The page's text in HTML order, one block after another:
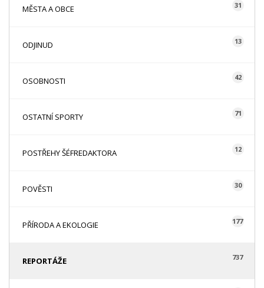
MĚSTA A OBCE 31
ODJINUD 13
OSOBNOSTI 42
OSTATNÍ SPORTY 71
POSTŘEHY ŠÉFREDAKTORA 12
POVĚSTI 30
PŘÍRODA A EKOLOGIE 177
REPORTÁŽE 737